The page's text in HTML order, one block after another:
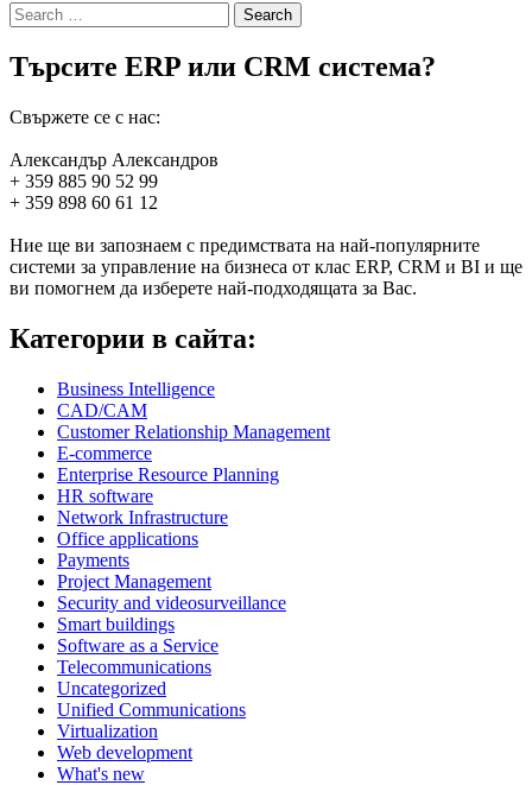
Search
for:
Търсите ERP или CRM система?
Свържете се с нас:
Александър Александров
+ 359 885 90 52 99
+ 359 898 60 61 12
Ние ще ви запознаем с предимствата на най-популярните
системи за управление на бизнеса от клас ERP, CRM и BI и ще
ви помогнем да изберете най-подходящата за Вас.
Категории в сайта:
Business Intelligence
CAD/CAM
Customer Relationship Management
E-commerce
Enterprise Resource Planning
HR software
Network Infrastructure
Office applications
Payments
Project Management
Security and videosurveillance
Smart buildings
Software as a Service
Telecommunications
Uncategorized
Unified Communications
Virtualization
Web development
What's new